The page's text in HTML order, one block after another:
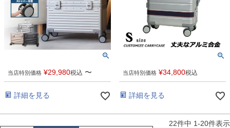
当店特別価格 ¥29,980税込 〜
詳細を見る
当店特別価格 ¥34,800税込
詳細を見る
22件中 1-20件表示